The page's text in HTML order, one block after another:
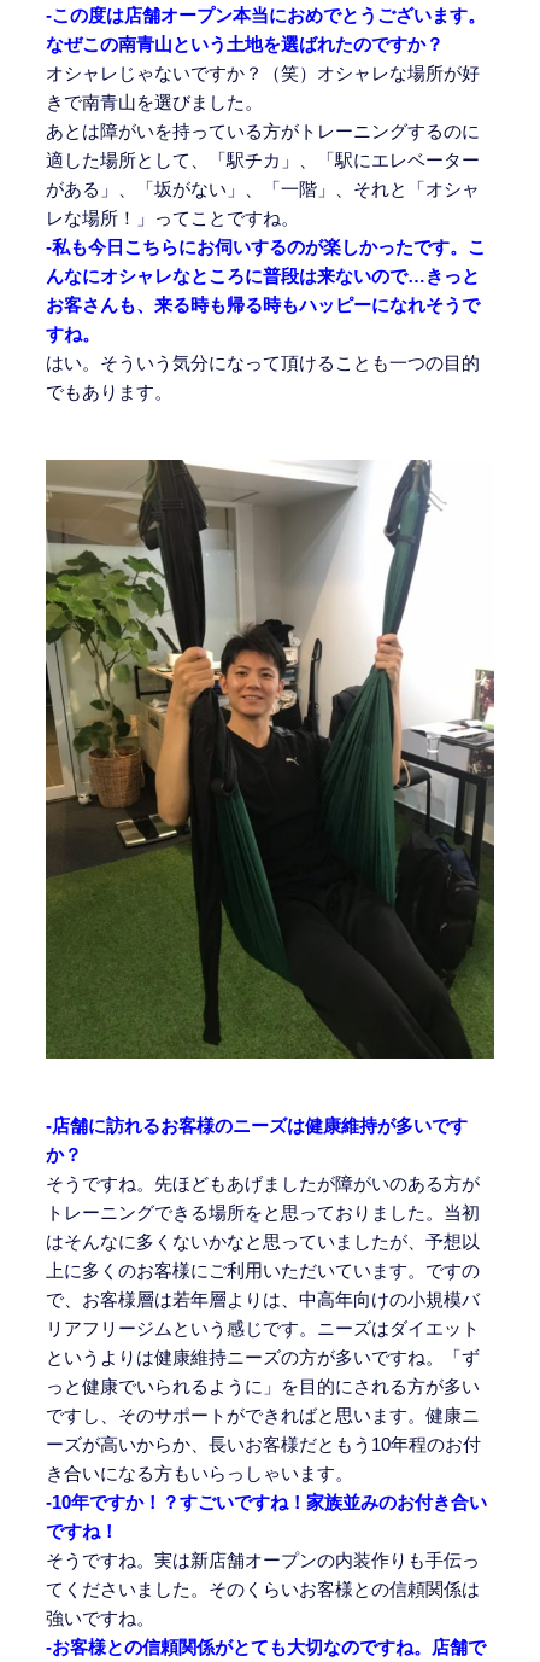
-この度は店舗オープン本当におめでとうございます。
なぜこの南青山という土地を選ばれたのですか？
オシャレじゃないですか？（笑）オシャレな場所が好
きで南青山を選びました。
あとは障がいを持っている方がトレーニングするのに
適した場所として、「駅チカ」、「駅にエレベーター
がある」、「坂がない」、「一階」、それと「オシャ
レな場所！」ってことですね。
-私も今日こちらにお伺いするのが楽しかったです。こ
んなにオシャレなところに普段は来ないので…きっと
お客さんも、来る時も帰る時もハッピーになれそうで
すね。
はい。そういう気分になって頂けることも一つの目的
でもあります。
-店舗に訪れるお客様のニーズは健康維持が多いです
か？
そうですね。先ほどもあげましたが障がいのある方が
トレーニングできる場所をと思っておりました。当初
はそんなに多くないかなと思っていましたが、予想以
上に多くのお客様にご利用いただいています。ですの
で、お客様層は若年層よりは、中高年向けの小規模バ
リアフリージムという感じです。ニーズはダイエット
というよりは健康維持ニーズの方が多いですね。「ず
っと健康でいられるように」を目的にされる方が多い
ですし、そのサポートができればと思います。健康ニ
ーズが高いからか、長いお客様だともう10年程のお付
き合いになる方もいらっしゃいます。
-10年ですか！？すごいですね！家族並みのお付き合い
ですね！
そうですね。実は新店舗オープンの内装作りも手伝っ
てくださいました。そのくらいお客様との信頼関係は
強いですね。
-お客様との信頼関係がとても大切なのですね。店舗で